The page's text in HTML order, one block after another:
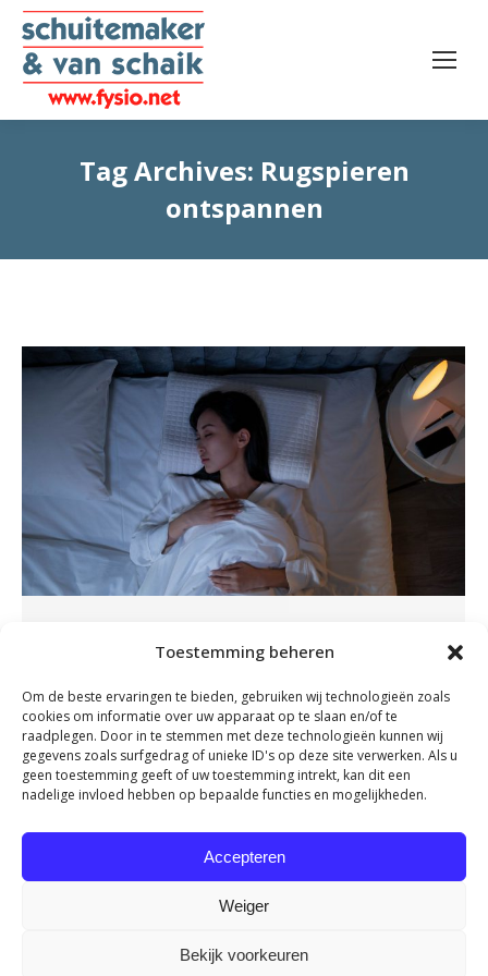
Toestemming beheren
Om de beste ervaringen te bieden, gebruiken wij technologieën zoals
cookies om informatie over uw apparaat op te slaan en/of te
raadplegen. Door in te stemmen met deze technologieën kunnen wij
gegevens zoals surfgedrag of unieke ID's op deze site verwerken. Als u
geen toestemming geeft of uw toestemming intrekt, kan dit een
nadelige invloed hebben op bepaalde functies en mogelijkheden.
Accepteren
Weiger
Bekijk voorkeuren
Tag Archives: Rugspieren
ontspannen
Nieuws Byadmin november 16, 2023
Nu veel mensen zo veel mogelijk vanuit huis
werken, wordt er veel aandacht besteed aan de
juiste werkhouding. Maar sta jij er wel eens bij
achter je bureau zit als dat je in je bed ligt? Tijd
om eens stil te staan bij je slaaphouding. Want